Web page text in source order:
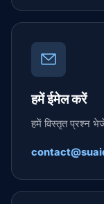
हमें ईमेल करें
हमें विस्तृत प्रश्न